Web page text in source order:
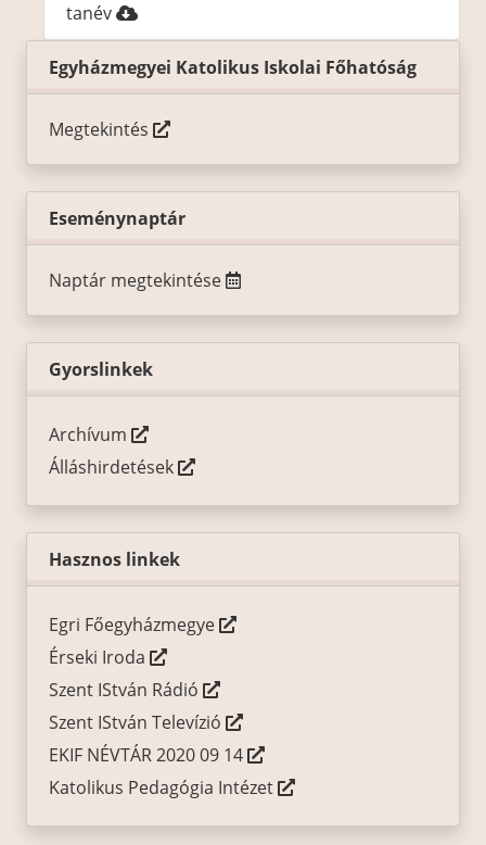
tanév
Egyházmegyei Katolikus Iskolai Főhatóság
Megtekintés
Eseménynaptár
Naptár megtekintése
Gyorslinkek
Archívum
Álláshirdetések
Hasznos linkek
Egri Főegyházmegye
Érseki Iroda
Szent IStván Rádió
Szent IStván Televízió
EKIF NÉVTÁR 2020 09 14
Katolikus Pedagógia Intézet